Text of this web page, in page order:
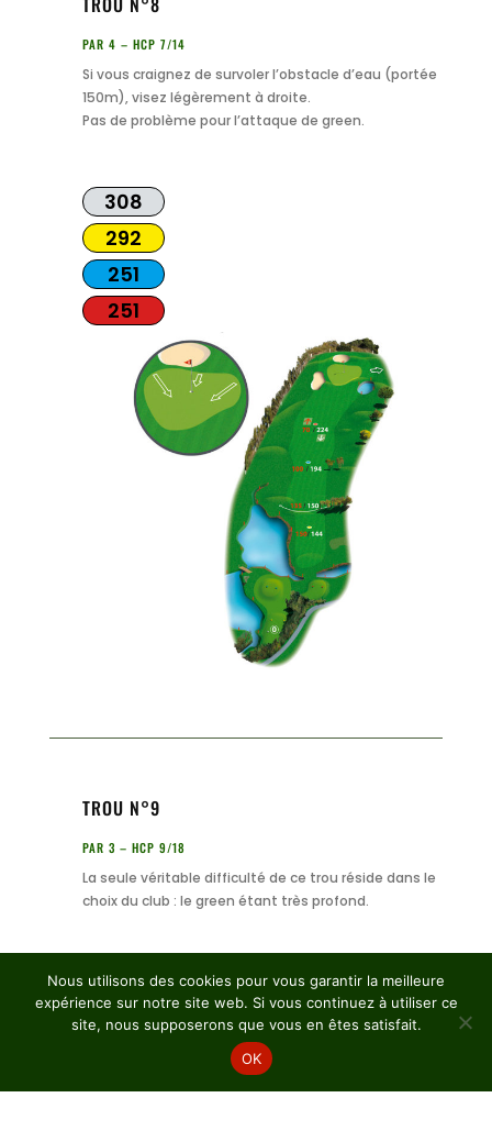
PAR 4 – HCP 7/14
Si vous craignez de survoler l’obstacle d’eau (portée
150m), visez légèrement à droite.
Pas de problème pour l’attaque de green.
308
292
251
251
TROU N°9
PAR 3 – HCP 9/18
La seule véritable difficulté de ce trou réside dans le
choix du club : le green étant très profond.
143
134
104
Nous utilisons des cookies pour vous garantir la meilleure
expérience sur notre site web. Si vous continuez à utiliser ce
site, nous supposerons que vous en êtes satisfait.
OK